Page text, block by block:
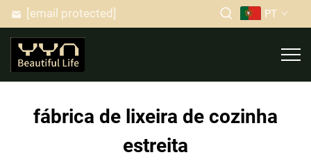
[email protected] PT
fábrica de lixeira de cozinha
estreita